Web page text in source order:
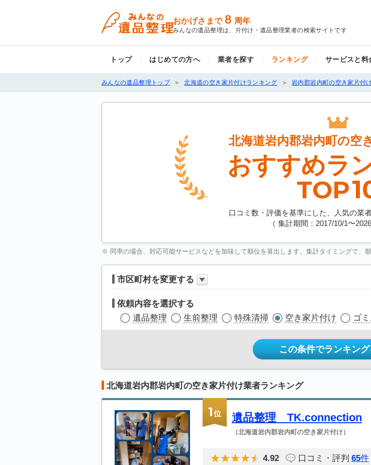
おかげさまで 8 周年
みんなの遺品整理は、片付け・遺品整理業者の検索サイトです
トップ はじめての方へ 業者を探す ランキング サービスと料
みんなの遺品整理トップ 北海道の空き家片付けランキング 岩内郡岩内町の空き家片付
北海道岩内郡岩内町の空
おすすめラ
TOP
口コミ数・評価を基準にした、人気の業
（ 集計期間：2017/10/1〜
※ 同率の場合、対応可能サービスなどを加味して順位を算出します。集計タイミングで、
市区町村を変更する
依頼内容を選択する
遺品整理
生前整理 特殊清掃 空き家片付け ゴ
この条件でランキン
北海道岩内郡岩内町の空き家片付け業者ランキング
1位 遺品整理 TK.connection
（北海道岩内郡岩内町の空き家片付け）
4.92 口コミ・評判 65件